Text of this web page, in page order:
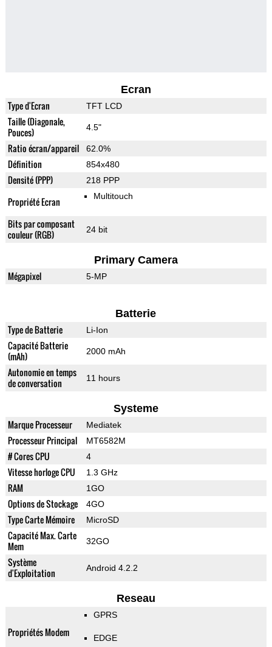
Ecran
Type d'Ecran TFT LCD
Taille (Diagonale,
Pouces)
4.5"
Ratio écran/appareil 62.0%
Définition 854x480
Densité (PPP) 218 PPP
Propriété Ecran Multitouch
Bits par composant
couleur (RGB)
24 bit
Primary Camera
Mégapixel 5-MP
Batterie
Type de Batterie Li-Ion
Capacité Batterie
(mAh)
2000 mAh
Autonomie en temps
de conversation
11 hours
Systeme
Marque Processeur Mediatek
Processeur Principal MT6582M
# Cores CPU 4
Vitesse horloge CPU 1.3 GHz
RAM 1GO
Options de Stockage 4GO
Type Carte Mémoire MicroSD
Capacité Max. Carte
Mem
32GO
Système
d'Exploitation
Android 4.2.2
Reseau
Propriétés Modem
GPRS
EDGE